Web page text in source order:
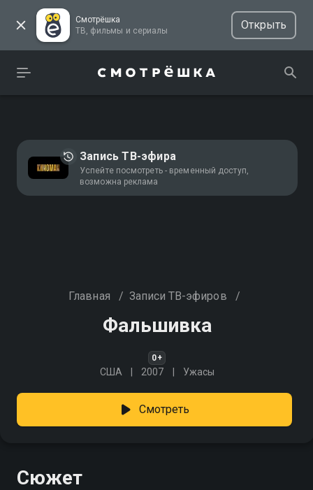
Смотрёшка
ТВ, фильмы и сериалы
Открыть
Запись ТВ-эфира
Успейте посмотреть - временный доступ,
возможна реклама
Главная / Записи ТВ-эфиров /
Фальшивка
0+
США 2007 Ужасы
Смотреть
Сюжет